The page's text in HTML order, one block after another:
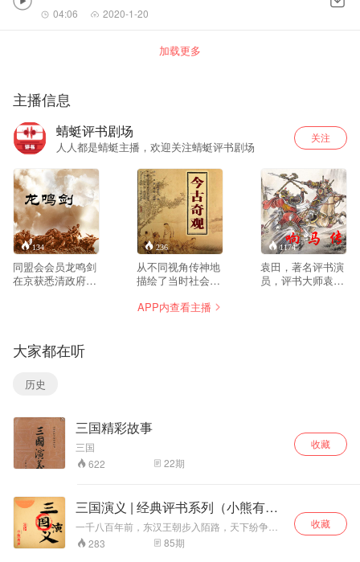
04:06 2020-1-20
加载更多
主播信息
蜻蜓评书剧场
人人都是蜻蜓主播，欢迎关注蜻蜓评书剧场
关注
134
同盟会会员龙鸣剑
在京获悉清政府欲
报信。谁知刚进入
东门，就被清军拦
截住了。他英勇机
智，巧妙地与对方
对方的追杀，向咨
议局负责人蒲殿俊
等讲明了京城发生
的变故。一场为保
路、夺路的斗争开
牺牲在这场斗争
中，张澜等人为龙
鸣剑立了碑，在上
面刻下了“天地英
豪”四个大字。
236
从不同视角传神地
描绘了当时社会各
广泛而深入地反映
1174
袁田，著名评书演
员，评书大师袁阔
APP内查看主播
大家都在听
历史
三国精彩故事
三国
622
22期
收藏
三国演义 | 经典评书系列（小熊有
声）
一千八百年前，东汉王朝步入陌路，天下纷争，
区域内兄格局，超为蜀汉和动物鼎足而立，这就
是历史上著名的三国时代，在这个时代涌现出了
283 85期
收藏